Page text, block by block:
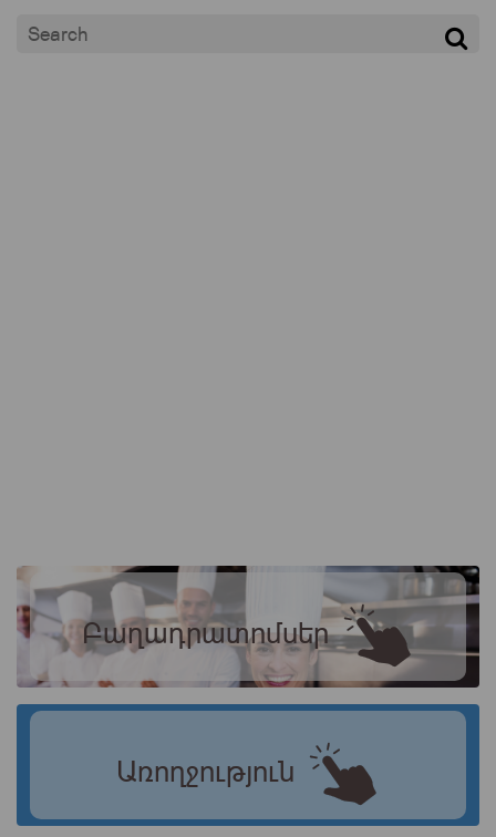
Բաղադրատոմսեր
Առողջություն